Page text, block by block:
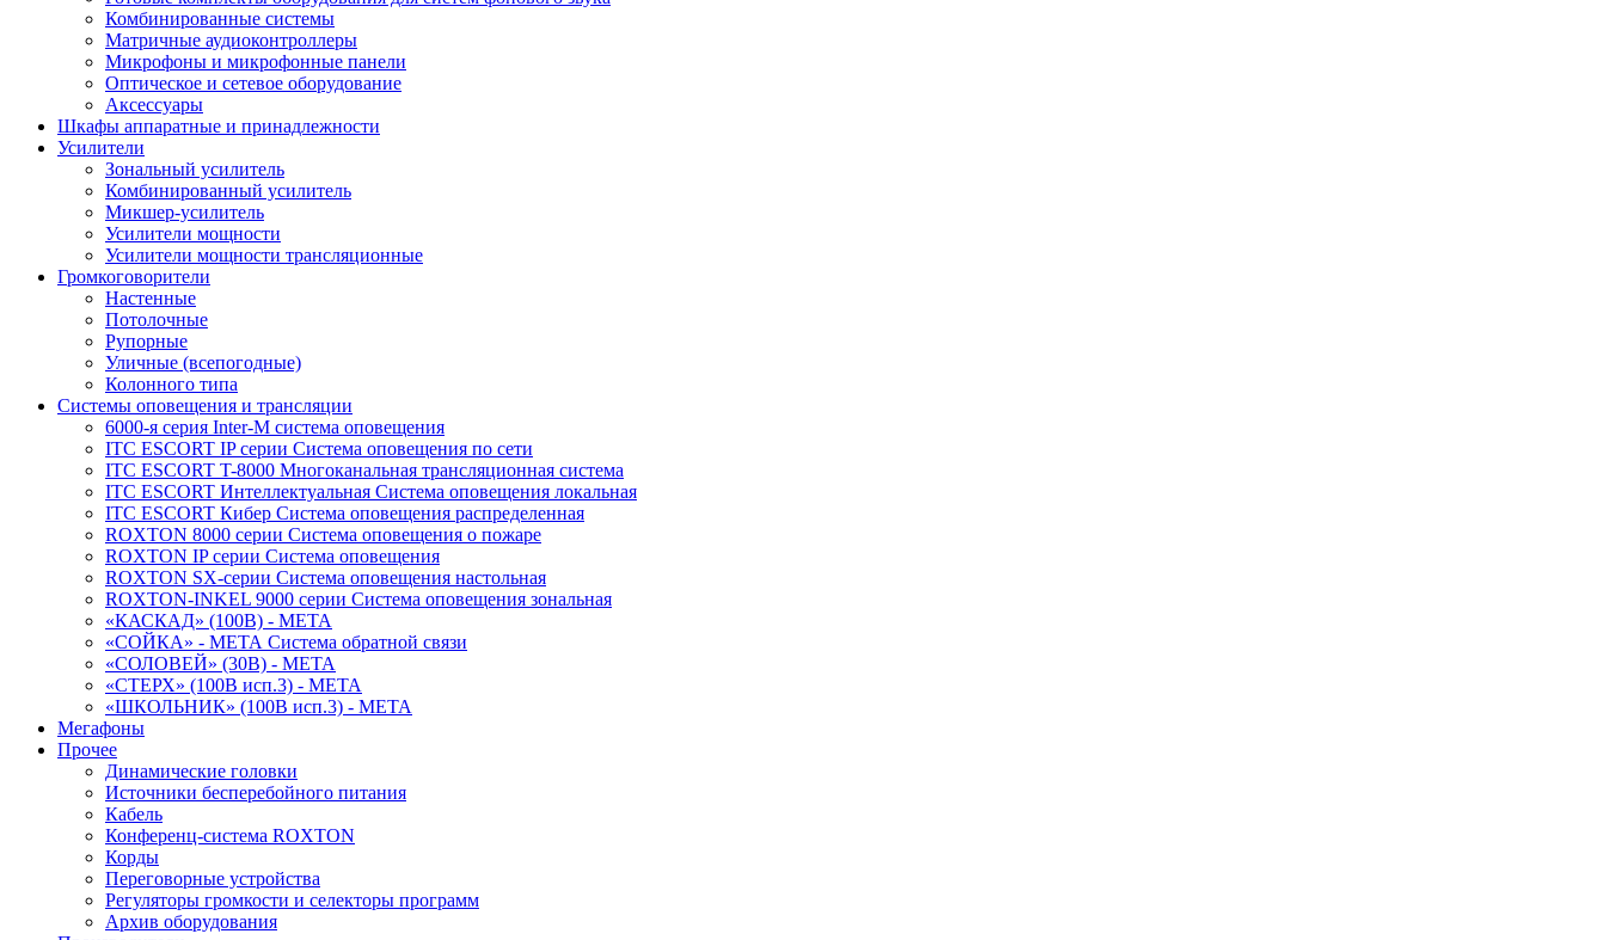
Комбинированные системы
Матричные аудиоконтроллеры
Микрофоны и микрофонные панели
Оптическое и сетевое оборудование
Аксессуары
Шкафы аппаратные и принадлежности
Усилители
Зональный усилитель
Комбинированный усилитель
Микшер-усилитель
Усилители мощности
Усилители мощности трансляционные
Громкоговорители
Настенные
Потолочные
Рупорные
Уличные (всепогодные)
Колонного типа
Системы оповещения и трансляции
6000-я серия Inter-M система оповещения
ITC ESCORT IP серии Система оповещения по сети
ITC ESCORT T-8000 Многоканальная трансляционная система
ITC ESCORT Интеллектуальная Система оповещения локальная
ITC ESCORT Кибер Система оповещения распределенная
ROXTON 8000 серии Система оповещения о пожаре
ROXTON IP серии Система оповещения
ROXTON SX-серии Система оповещения настольная
ROXTON-INKEL 9000 серии Система оповещения зональная
«КАСКАД» (100В) - МЕТА
«СОЙКА» - МЕТА Система обратной связи
«СОЛОВЕЙ» (30В) - МЕТА
«СТЕРХ» (100В исп.3) - МЕТА
«ШКОЛЬНИК» (100В исп.3) - МЕТА
Мегафоны
Прочее
Динамические головки
Источники бесперебойного питания
Кабель
Конференц-система ROXTON
Корды
Переговорные устройства
Регуляторы громкости и селекторы программ
Архив оборудования